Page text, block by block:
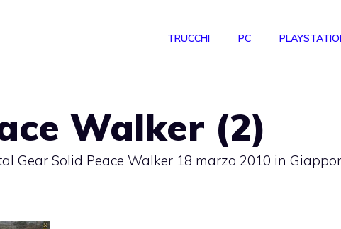
TRUCCHI PC
Walker (2)
Gear Solid Peace Walker 18 marzo 2010 in